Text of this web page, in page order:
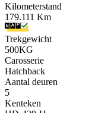
Kilometerstand
179.111 Km
Trekgewicht
500KG
Carosserie
Hatchback
Aantal deuren
5
Kenteken